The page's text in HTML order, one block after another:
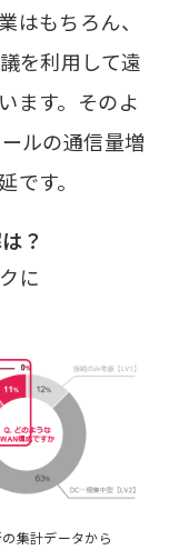
はもちろん、
を利用して遠
ます。そのよ
ルの通信量増
す。
？
に
集計データから